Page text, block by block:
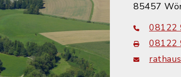
85457
08122
08122